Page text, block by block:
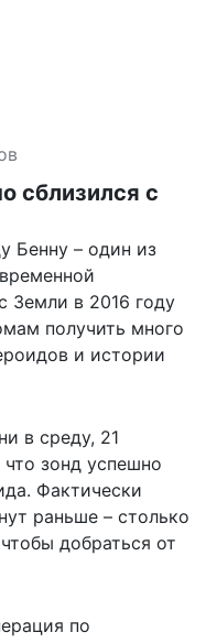
сблизился с
Бенну – один из
Земли в 2016 году
получить много
и истории
в среду, 21
зонд успешно
Фактически
раньше – столько
добраться от
по